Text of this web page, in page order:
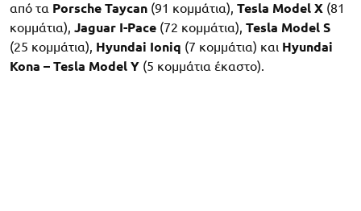
από τα Porsche Taycan (91 κομμάτια), Tesla Model X (81
κομμάτια), Jaguar I-Pace (72 κομμάτια), Tesla Model S
(25 κομμάτια), Hyundai Ioniq (7 κομμάτια) και Hyundai
Kona – Tesla Model Y (5 κομμάτια έκαστο).